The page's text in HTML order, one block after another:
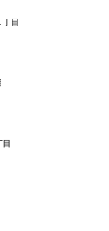
目
目